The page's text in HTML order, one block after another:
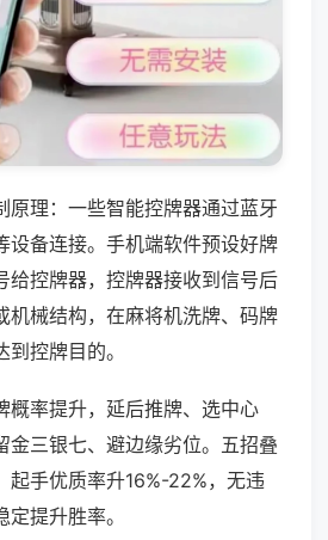
原理：一些智能控牌器通过蓝牙
设备连接。手机端软件预设好牌
给控牌器，控牌器接收到信号后
机械结构，在麻将机洗牌、码牌
控牌目的。
概率提升，延后推牌、选中心
金三银七、避边缘劣位。五招叠
起手优质率升16%-22%，无违
提升胜率。